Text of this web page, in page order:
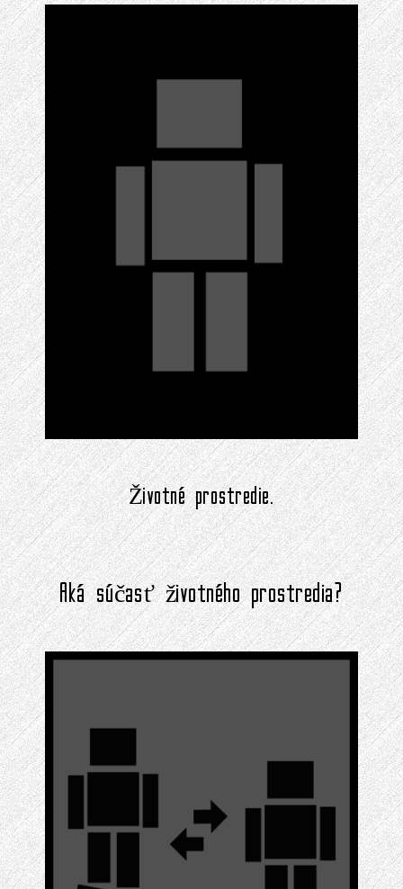
Životné prostredie.
Aká súčasť životného prostredia?